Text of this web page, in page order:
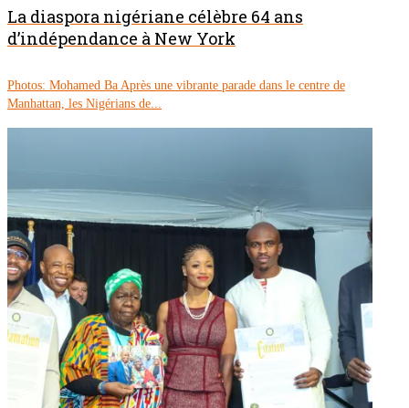
La diaspora nigériane célèbre 64 ans
d’indépendance à New York
Photos: Mohamed Ba Après une vibrante parade dans le centre de
Manhattan, les Nigérians de...